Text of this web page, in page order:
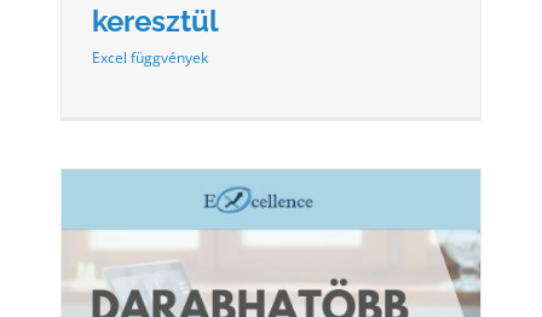
keresztül
Excel függvények